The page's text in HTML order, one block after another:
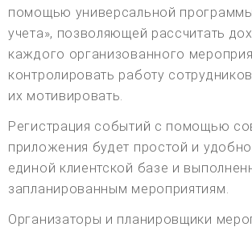
помощью универсальной
учета», позволяющей рассчитать
каждого организованного
контролировать работу
их мотивировать.
Регистрация событий с помощью
приложения будет простой и
единой клиентской базе и
запланированным мероприятиям.
Организаторы и планировщики